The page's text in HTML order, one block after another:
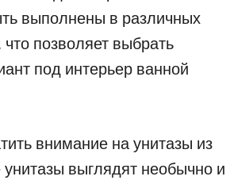
выполнены в различных
позволяет выбрать
под интерьер ванной
внимание на унитазы из
выглядят необычно и